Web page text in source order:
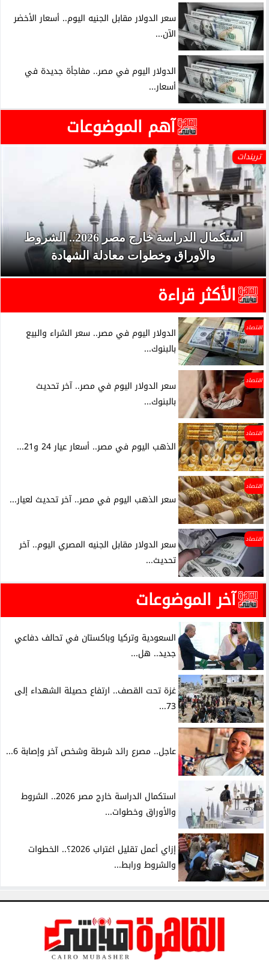
سعر الدولار مقابل الجنيه اليوم.. أسعار الأخضر
الآن...
الدولار اليوم في مصر.. مفاجأة جديدة في
أسعار...
آهم الموضوعات
تريندات
استكمال الدراسة خارج مصر 2026.. الشروط
والأوراق وخطوات معادلة الشهادة
الأكثر قراءة
اقتصاد
الدولار اليوم في مصر.. سعر الشراء والبيع
بالبنوك...
اقتصاد
سعر الدولار اليوم في مصر.. آخر تحديث
بالبنوك...
اقتصاد
الذهب اليوم في مصر.. أسعار عيار 24 و21...
اقتصاد
سعر الذهب اليوم في مصر.. آخر تحديث لعيار...
اقتصاد
سعر الدولار مقابل الجنيه المصري اليوم.. آخر
تحديث...
آخر الموضوعات
السعودية وتركيا وباكستان في تحالف دفاعي
جديد.. هل...
غزة تحت القصف.. ارتفاع حصيلة الشهداء إلى
73...
عاجل.. مصرع رائد شرطة وشخص آخر وإصابة 6...
استكمال الدراسة خارج مصر 2026.. الشروط
والأوراق وخطوات...
إزاي أعمل تقليل اغتراب 2026؟.. الخطوات
والشروط ورابط...